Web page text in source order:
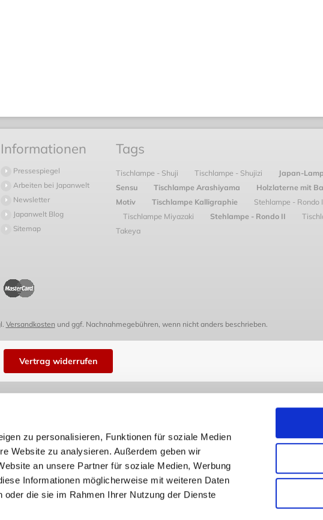
zu personalisieren, Funktionen für soziale Medien
Website zu analysieren. Außerdem geben wir
an unsere Partner für soziale Medien, Werbung
Informationen möglicherweise mit weiteren Daten
die sie im Rahmen Ihrer Nutzung der Dienste
Informationen
Pressespiegel
Arbeiten bei Japanwelt
Newsletter
Japanwelt Blog
Sitemap
Tags
Tischlampe - Shuji Tischlampe - Shujizi
Japan-
Sensu
Tischlampe Arashiyama
Holzlaterne mit
Motiv
Tischlampe Kalligraphie
Stehlampe - Rondo I
Tischlampe Miyazaki
Stehlampe - Rondo II
Takeya
Versandkosten und ggf. Nachnahmegebühren, wenn nicht anders beschrieben.
Vertrag widerrufen